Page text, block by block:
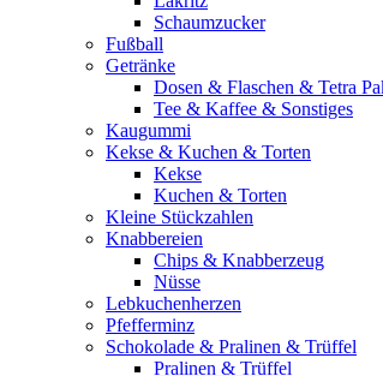
Schaumzucker
Fußball
Getränke
Dosen & Flaschen & Tetra
Tee & Kaffee & Sonstiges
Kaugummi
Kekse & Kuchen & Torten
Kekse
Kuchen & Torten
Kleine Stückzahlen
Knabbereien
Chips & Knabberzeug
Nüsse
Lebkuchenherzen
Pfefferminz
Schokolade & Pralinen & Trüffel
Pralinen & Trüffel